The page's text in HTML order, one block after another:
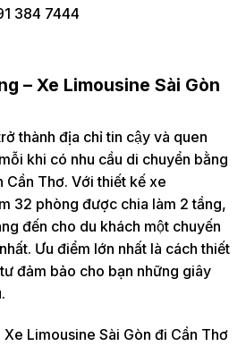
384 7444
– Xe Limousine Sài Gòn
thành địa chỉ tin cậy và quen
khi có nhu cầu di chuyển bằng
Cần Thơ. Với thiết kế xe
32 phòng được chia làm 2 tầng,
đến cho du khách một chuyến
Ưu điểm lớn nhất là cách thiết
đảm bảo cho bạn những giây